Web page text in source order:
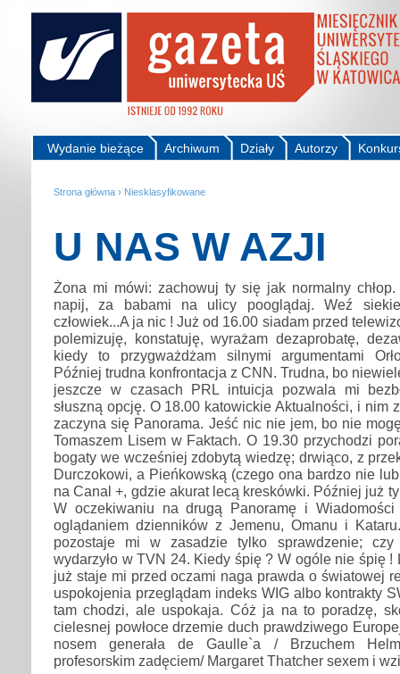
Autorzy
Działy
Archiwum
Wydanie bieżące
Strona główna › Niesklasyfikowane
U NAS W AZJI
Żona mi mówi: zachowuj ty się jak normalny
napij, za babami na ulicy pooglądaj. Weź
człowiek...A ja nic ! Już od 16.00 siadam przed
polemizuję, konstatuję, wyrażam dezaprobatę,
kiedy to przygważdżam silnymi argumentami
Później trudna konfrontacja z CNN. Trudna, bo
jeszcze w czasach PRL intuicja pozwala mi
słuszną opcję. O 18.00 katowickie Aktualności, i nim
zaczyna się Panorama. Jeść nic nie jem, bo nie
Tomaszem Lisem w Faktach. O 19.30 przychodzi
bogaty we wcześniej zdobytą wiedzę; drwiąco, z
Durczokowi, a Pieńkowską (czego ona bardzo nie
na Canal +, gdzie akurat lecą kreskówki. Później już
W oczekiwaniu na drugą Panoramę i
oglądaniem dzienników z Jemenu, Omanu i
pozostaje mi w zasadzie tylko sprawdzenie;
wydarzyło w TVN 24. Kiedy śpię ? W ogóle nie śpię !
już staje mi przed oczami naga prawda o światowej
uspokojenia przeglądam indeks WIG albo kontrakty
tam chodzi, ale uspokaja. Cóż ja na to poradzę,
cielesnej powłoce drzemie duch prawdziwego
nosem generała de Gaulle`a / Brzuchem
profesorskim zadęciem/ Margaret Thatcher sexem i